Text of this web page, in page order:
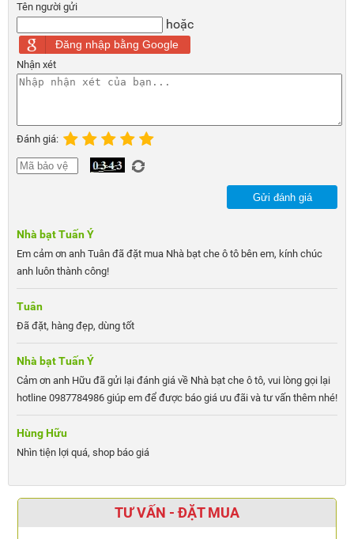
Tên người gửi
hoặc
Đăng nhập bằng Google
Nhận xét
Đánh giá:
Gửi đánh giá
Nhà bạt Tuấn Ý
Em cảm ơn anh Tuân đã đặt mua Nhà bạt che ô tô bên em, kính chúc
anh luôn thành công!
Tuân
Đã đặt, hàng đẹp, dùng tốt
Nhà bạt Tuấn Ý
Cảm ơn anh Hữu đã gửi lại đánh giá về Nhà bạt che ô tô, vui lòng gọi lại
hotline 0987784986 giúp em để được báo giá ưu đãi và tư vấn thêm nhé!
Hùng Hữu
Nhìn tiện lợi quá, shop báo giá
TƯ VẤN - ĐẶT MUA